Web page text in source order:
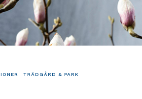
TRÄDGÅRD & PARK